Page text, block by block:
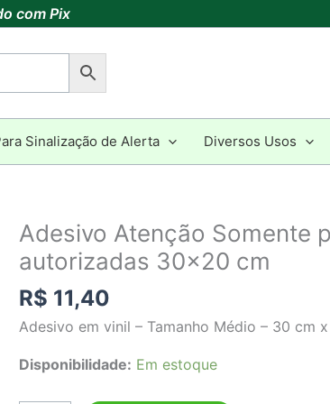
com Pix
Sinalização de Alerta Diversos Usos
Adesivo Atenção Somente
autorizadas 30×20 cm
R$ 11,40
Adesivo em vinil – Tamanho Médio – 30 cm
Disponibilidade: Em estoque
Adesivo
Atenção
pessoas
autorizadas
cm